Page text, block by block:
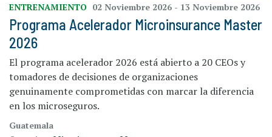
ENTRENAMIENTO 02 Noviembre 2026 - 13 Noviembre 2026
Programa Acelerador Microinsurance Master
2026
El programa acelerador 2026 está abierto a 20 CEOs y
tomadores de decisiones de organizaciones
genuinamente comprometidas con marcar la diferencia
en los microseguros.
Guatemala